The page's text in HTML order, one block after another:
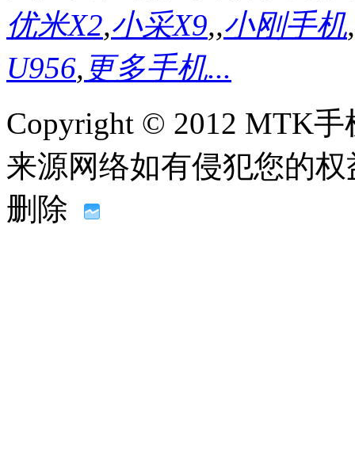
优米X2,小采X9,,小刚手机,
U956, 更多手机...
Copyright © 2012 MTK
来源网络如有侵犯您的
删除